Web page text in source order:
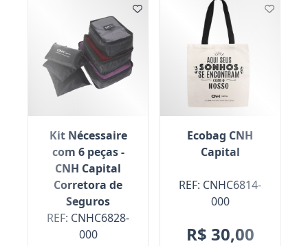
Kit Nécessaire
com 6 peças -
CNH Capital
Corretora de
Seguros
REF: CNHC6828-
000
Ecobag CNH
Capital
REF: CNHC6814-
000
R$ 30,00